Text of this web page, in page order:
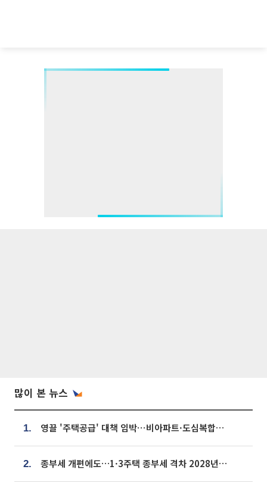
많이 본 뉴스
1. 영끌 '주택공급' 대책 임박⋯비아파트·도심복합까지 총동원
2. 종부세 개편에도…1·3주택 종부세 격차 2028년부터 확대